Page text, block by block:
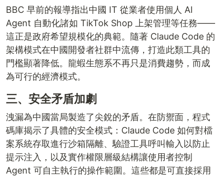
BBC 早前的報導指出中國 IT 從業者使用個人 AI
Agent 自動化諸如 TikTok Shop 上架管理等任務——
這正是政府希望規模化的典範。隨著 Claude Code 的
架構模式在中國開發者社群中流傳，打造此類工具的
門檻顯著降低。龍蝦生態系不再只是消費趨勢，而成
為可行的經濟模式。
三、安全矛盾加劇
洩漏為中國當局製造了尖銳的矛盾。在防禦面，程式
碼庫揭示了具體的安全模式：Claude Code 如何對檔
案系統存取進行沙箱隔離、驗證工具呼叫輸入以防止
提示注入，以及實作權限層級結構讓使用者控制
Agent 可自主執行的操作範圍。這些都是可直接採用